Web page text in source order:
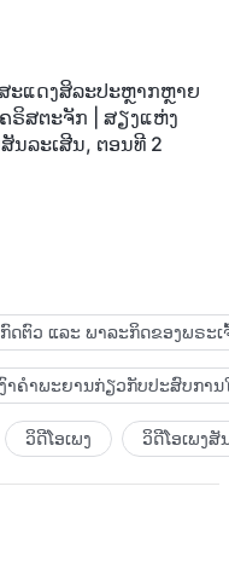
ະແດງສິລະປະຫຼາກຫຼາຍ
ຣິສຕະຈັກ | ສຽງແຫ່ງ
ນລະເສີນ, ຕອນທີ 2
ດຕົວ ແລະ ພາລະກິດຂອງພຣະເ
າຄຳພະຍານກ່ຽວກັບປະສົບກາ
ວິດີໂອເພງ ວິດີໂອເພງສັ